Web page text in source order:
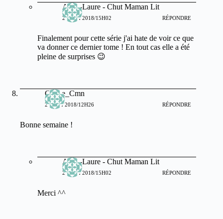
Anne-Laure - Chut Maman Lit
22 MAI 2018/15H02 RÉPONDRE
Finalement pour cette série j'ai hate de voir ce que
va donner ce dernier tome ! En tout cas elle a été
pleine de surprises 😉
Celine_Cmn
22 MAI 2018/12H26 RÉPONDRE
Bonne semaine !
Anne-Laure - Chut Maman Lit
22 MAI 2018/15H02 RÉPONDRE
Merci ^^